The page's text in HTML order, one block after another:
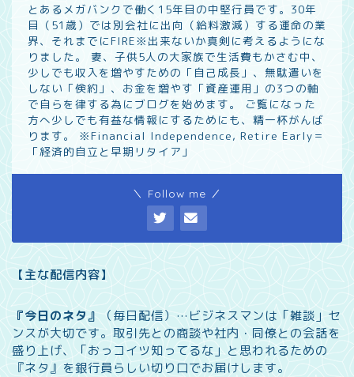
とあるメガバンクで働く15年目の中堅行員です。30年
目（51歳）では別会社に出向（給料激減）する運命の業
界、それまでにFIRE※出来ないか真剣に考えるようにな
りました。 妻、子供5人の大家族で生活費もかさむ中、
少しでも収入を増やすための「自己成長」、無駄遣いを
しない「倹約」、お金を増やす「資産運用」の3つの軸
で自らを律する為にブログを始めます。 ご覧になった
方へ少しでも有益な情報にするためにも、精一杯がんば
ります。 ※Financial Independence, Retire Early＝
「経済的自立と早期リタイア」
＼ Follow me ／
【主な配信内容】
『今日のネタ』 （毎日配信）… ビジネスマンは「雑談」セ
ンスが大切です。取引先との商談や社内・同僚との会話を
盛り上げ、「おっコイツ知ってるな」と思われるための
『ネタ』を銀行員らしい切り口でお届けします。